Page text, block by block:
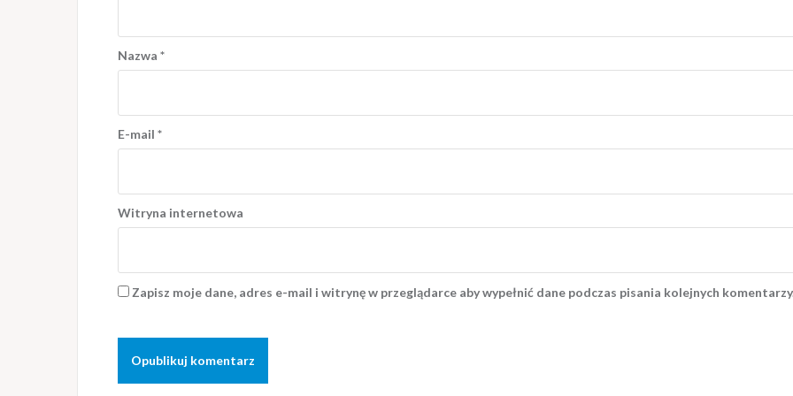
Nazwa *
E-mail *
Witryna internetowa
Zapisz moje dane, adres e-mail i witrynę w przeglądarce aby wypełnić dane podczas pisania kolejnych